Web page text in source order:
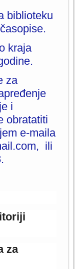
biblioteku
kraja
za
i
obratatiti
e-maila
ili
za